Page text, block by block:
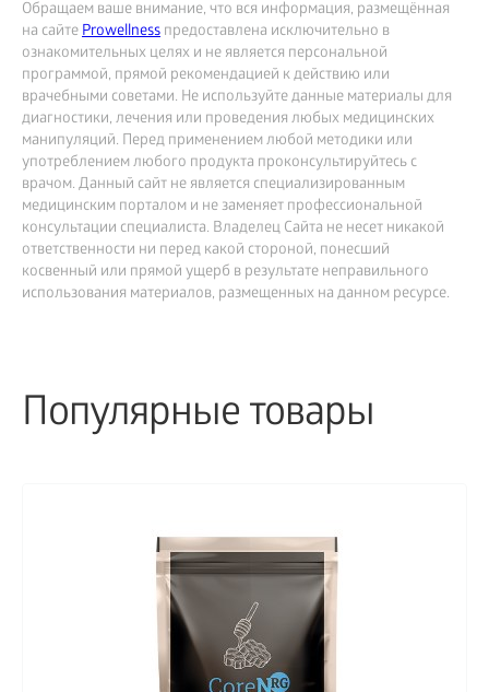
Обращаем ваше внимание, что вся информация, размещённая
на сайтеProwellness предоставлена исключительно в
ознакомительных целях и не является персональной
программой, прямой рекомендацией к действию или
врачебными советами. Не используйте данные материалы для
диагностики, лечения или проведения любых медицинских
манипуляций. Перед применением любой методики или
употреблением любого продукта проконсультируйтесь с
врачом. Данный сайт не является специализированным
медицинским порталом и не заменяет профессиональной
консультации специалиста. Владелец Сайта не несет никакой
ответственности ни перед какой стороной, понесший
косвенный или прямой ущерб в результате неправильного
использования материалов, размещенных на данном ресурсе.
Популярные товары